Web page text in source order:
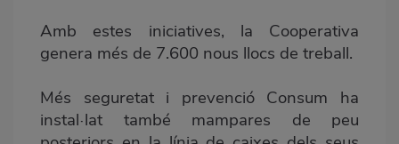
Amb estes iniciatives, la Cooperativa
genera més de 7.600 nous llocs de treball.
Més seguretat i prevenció Consum ha
instal·lat també mampares de peu